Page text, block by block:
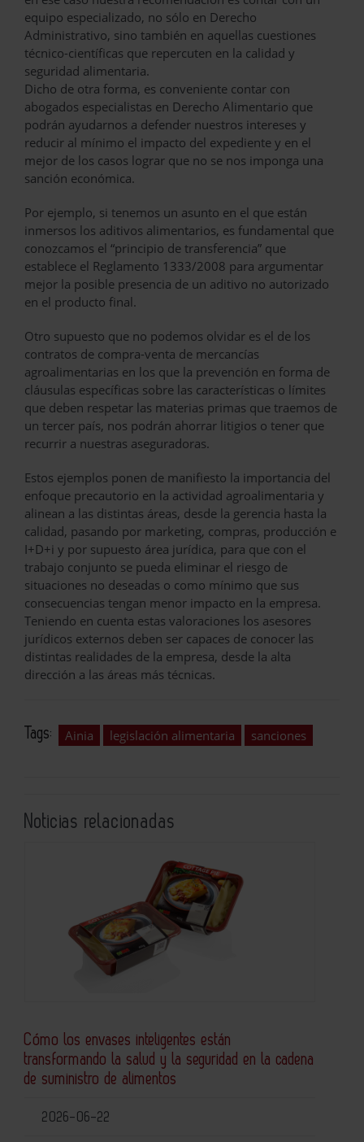
equipo especializado, no sólo en Derecho
Administrativo, sino también en aquellas cuestiones
técnico-científicas que repercuten en la calidad y
seguridad alimentaria.
Dicho de otra forma, es conveniente contar con
abogados especialistas en Derecho Alimentario que
podrán ayudarnos a defender nuestros intereses y
reducir al mínimo el impacto del expediente y en el
mejor de los casos lograr que no se nos imponga una
sanción económica.
Por ejemplo, si tenemos un asunto en el que están
inmersos los aditivos alimentarios, es fundamental que
conozcamos el “principio de transferencia” que
establece el Reglamento 1333/2008 para argumentar
mejor la posible presencia de un aditivo no autorizado
en el producto final.
Otro supuesto que no podemos olvidar es el de los
contratos de compra-venta de mercancías
agroalimentarias en los que la prevención en forma de
cláusulas específicas sobre las características o límites
que deben respetar las materias primas que traemos de
un tercer país, nos podrán ahorrar litigios o tener que
recurrir a nuestras aseguradoras.
Estos ejemplos ponen de manifiesto la importancia del
enfoque precautorio en la actividad agroalimentaria y
alinean a las distintas áreas, desde la gerencia hasta la
calidad, pasando por marketing, compras, producción e
I+D+i y por supuesto área jurídica, para que con el
trabajo conjunto se pueda eliminar el riesgo de
situaciones no deseadas o como mínimo que sus
consecuencias tengan menor impacto en la empresa.
Teniendo en cuenta estas valoraciones los asesores
jurídicos externos deben ser capaces de conocer las
distintas realidades de la empresa, desde la alta
dirección a las áreas más técnicas.
Tags: Ainia legislación alimentaria sanciones
Noticias relacionadas
Cómo los envases inteligentes están
transformando la salud y la seguridad en la cadena
de suministro de alimentos
2026-06-22